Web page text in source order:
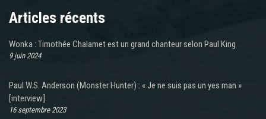
Articles récents
Wonka : Timothée Chalamet est un grand chanteur selon Paul King
9 juin 2024
Paul W.S. Anderson (Monster Hunter) : « Je ne suis pas un yes man »
[interview]
16 septembre 2023